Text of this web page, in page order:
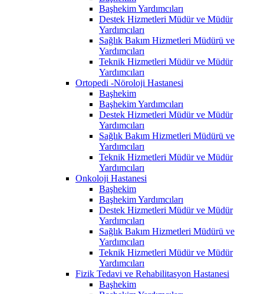
Başhekim Yardımcıları
Destek Hizmetleri Müdür ve Müdür
Yardımcıları
Sağlık Bakım Hizmetleri Müdürü ve
Yardımcıları
Teknik Hizmetleri Müdür ve Müdür
Yardımcıları
Ortopedi -Nöroloji Hastanesi
Başhekim
Başhekim Yardımcıları
Destek Hizmetleri Müdür ve Müdür
Yardımcıları
Sağlık Bakım Hizmetleri Müdürü ve
Yardımcıları
Teknik Hizmetleri Müdür ve Müdür
Yardımcıları
Onkoloji Hastanesi
Başhekim
Başhekim Yardımcıları
Destek Hizmetleri Müdür ve Müdür
Yardımcıları
Sağlık Bakım Hizmetleri Müdürü ve
Yardımcıları
Teknik Hizmetleri Müdür ve Müdür
Yardımcıları
Fizik Tedavi ve Rehabilitasyon Hastanesi
Başhekim